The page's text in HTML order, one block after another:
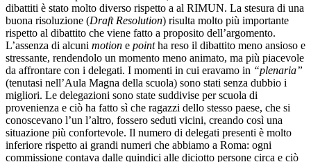
dibattiti è stato molto diverso rispetto a al RIMUN. La stesura di una
buona risoluzione (Draft Resolution) risulta molto più importante
rispetto al dibattito che viene fatto a proposito dell’argomento.
L’assenza di alcuni motion e pointha reso il dibattito meno ansioso e
stressante, rendendolo un momento meno animato, ma più piacevole
da affrontare con i delegati. I momenti in cui eravamo in “plenaria”
(tenutasi nell’Aula Magna della scuola) sono stati senza dubbio i
migliori. Le delegazioni sono state suddivise per scuola di
provenienza e ciò ha fatto sì che ragazzi dello stesso paese, che si
conoscevano l’un l’altro, fossero seduti vicini, creando così una
situazione più confortevole. Il numero di delegati presenti è molto
inferiore rispetto ai grandi numeri che abbiamo a Roma: ogni
commissione contava dalle quindici alle diciotto persone circa e ciò